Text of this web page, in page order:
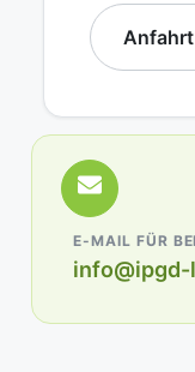
E-MAIL FÜR
info@ipgd-